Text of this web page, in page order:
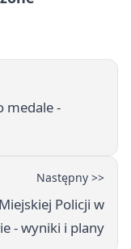
medale -
Następny >>
Policji w
- wyniki i plany